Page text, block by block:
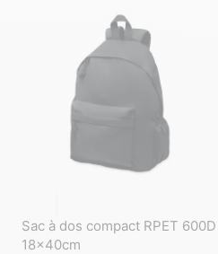
Sac à dos compact RPET 600D
18x40cm